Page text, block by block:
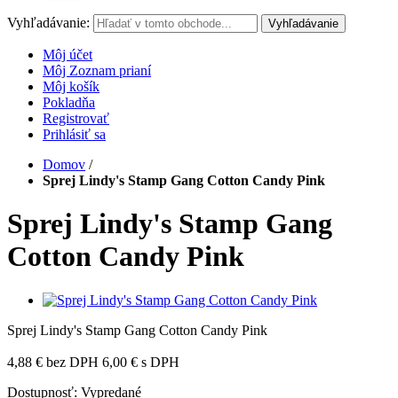
Vyhľadávanie: Vyhľadávanie
Môj účet
Môj Zoznam prianí
Môj košík
Pokladňa
Registrovať
Prihlásiť sa
Domov /
Sprej Lindy's Stamp Gang Cotton Candy Pink
Sprej Lindy's Stamp Gang
Cotton Candy Pink
Sprej Lindy's Stamp Gang Cotton Candy Pink
4,88 € bez DPH 6,00 € s DPH
Dostupnosť: Vypredané